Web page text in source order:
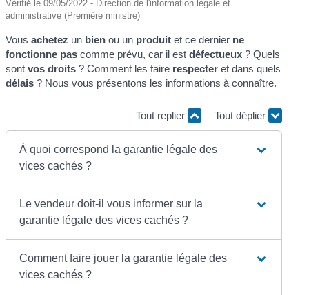
Vérifié le 09/05/2022 - Direction de l'information légale et
administrative (Première ministre)
Vousachetez un bien ou un produit et ce dernier ne
fonctionne pas comme prévu, car il estdéfectueux ? Quels
sontvos droits ? Comment les faire respecter et dans quels
délais ? Nous vous présentons les informations à connaître.
Tout replier Tout déplier
À quoi correspond la garantie légale des
vices cachés ?
Le vendeur doit-il vous informer sur la
garantie légale des vices cachés ?
Comment faire jouer la garantie légale des
vices cachés ?